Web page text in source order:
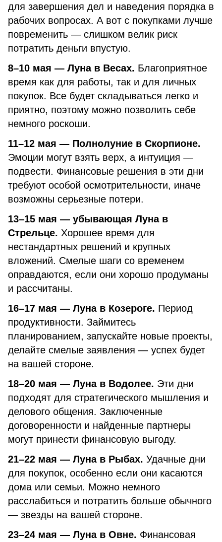
для завершения дел и наведения порядка в
рабочих вопросах. А вот с покупками лучше
повременить — слишком велик риск
потратить деньги впустую.
8–10 мая — Луна в Весах. Благоприятное
время как для работы, так и для личных
покупок. Все будет складываться легко и
приятно, поэтому можно позволить себе
немного роскоши.
11–12 мая — Полнолуние в Скорпионе.
Эмоции могут взять верх, а интуиция —
подвести. Финансовые решения в эти дни
требуют особой осмотрительности, иначе
возможны серьезные потери.
13–15 мая — убывающая Луна в
Стрельце. Хорошее время для
нестандартных решений и крупных
вложений. Смелые шаги со временем
оправдаются, если они хорошо продуманы
и рассчитаны.
16–17 мая — Луна в Козероге. Период
продуктивности. Займитесь
планированием, запускайте новые проекты,
делайте смелые заявления — успех будет
на вашей стороне.
18–20 мая — Луна в Водолее. Эти дни
подходят для стратегического мышления и
делового общения. Заключенные
договоренности и найденные партнеры
могут принести финансовую выгоду.
21–22 мая — Луна в Рыбах. Удачные дни
для покупок, особенно если они касаются
дома или семьи. Можно немного
расслабиться и потратить больше обычного
— звезды на вашей стороне.
23–24 мая — Луна в Овне. Финансовая